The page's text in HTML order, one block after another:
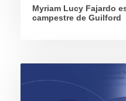
Myriam Lucy Fajardo
campestre de Guilford